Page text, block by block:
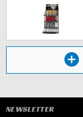
NEWSLETTER